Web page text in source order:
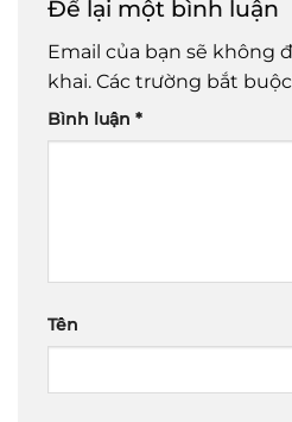
Để lại một bình luận
Email của bạn sẽ không
khai. Các trường bắt
Bình luận *
Tên